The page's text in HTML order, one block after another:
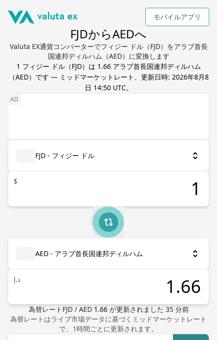
モバイルアプリ
FJDからAEDへ
Valuta EX通貨コンバーターでフィジー ドル（FJD）をアラブ首長
国連邦ディルハム（AED）に変換します
1 フィジー ドル（FJD）は 1.66 アラブ首長国連邦ディルハム
（AED）です — ミッドマーケットレート、更新日時: 2026年8月8
日 14:50 UTC。
FJD - フィジー ドル
$
AED - アラブ首長国連邦ディルハム
د.إ
為替レート FJD/ AED 1.66 が更新されました 35分前
為替レートはライブ市場データに基づくミッドマーケットレート
で、1時間ごとに更新されます。